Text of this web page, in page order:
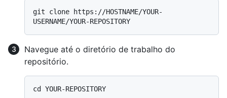
git clone https://HOSTNAME/YOUR-
Navegue até o diretório de trabalho do
repositório.